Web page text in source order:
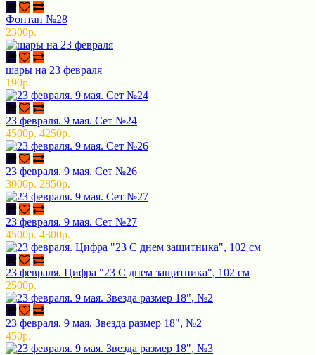
Фонтан №28
2300р.
шары на 23 февраля
190р.
23 февраля. 9 мая. Сет №24
4500р. 4250р.
23 февраля. 9 мая. Сет №26
3000р. 2850р.
23 февраля. 9 мая. Сет №27
4500р. 4300р.
23 февраля. Цифра "23 С днем защитника", 102 см
2500р.
23 февраля. 9 мая. Звезда размер 18", №2
450р.